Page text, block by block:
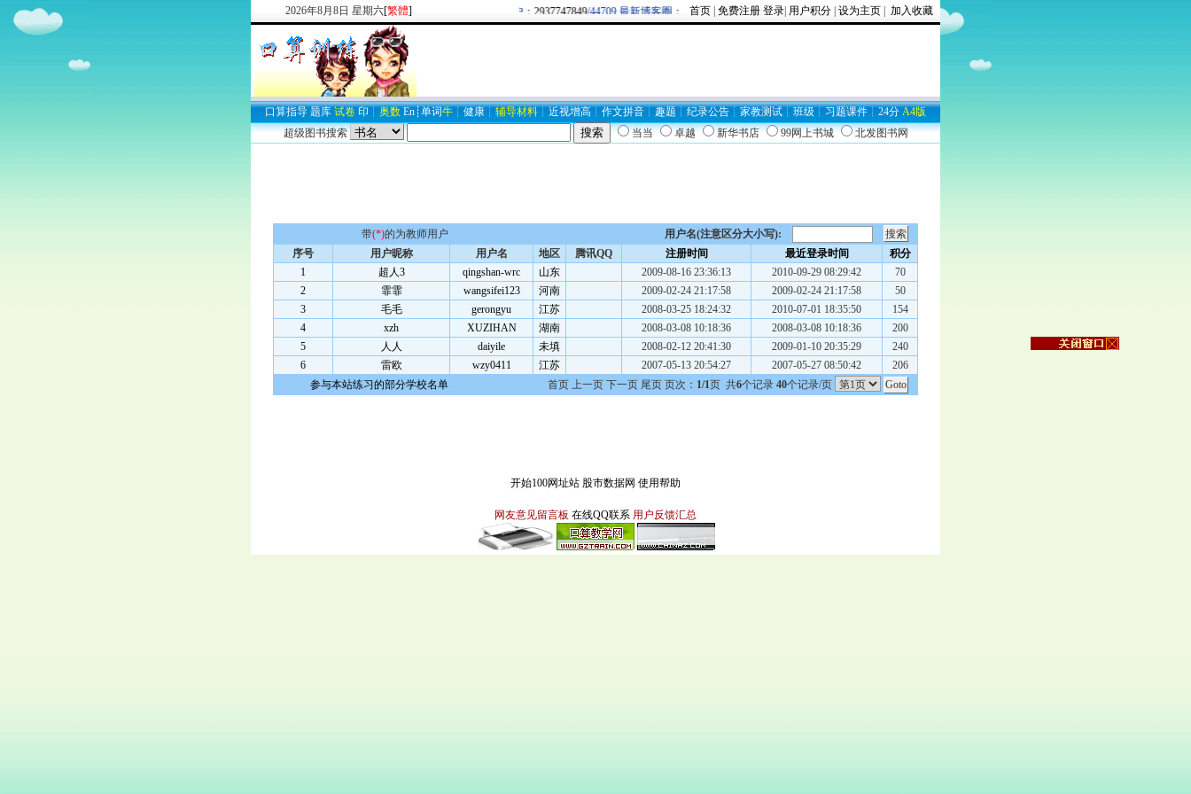
2026年8月 8日 星期六[繁體] 欢迎新注册用户：2937747849/44709 最新博客圈：牛逼/BLOG19403
首页 免费注册 登录 用户积分 设为主页 加入收藏
口算指导 题库 试卷 印 ┊ 奥数 En ┊ 单词牛 ┊ 健康 ┊ 辅导材料 ┊ 近视增高 ┊ 作文拼音 ┊ 趣题 ┊ 纪录公告 ┊ 家教测试 ┊ 班级 ┊ 习题课件 ┊ 24分 A4版
超级图书搜索
当当 卓越 新华书店 99网上书城 北发图书网
带(*)的为教师用户
用户名(注意区分大小写):
序号
用户昵称 用户名 地区 腾讯QQ 注册时间 最近登录时间
积分
1
超人3 qingshan-wrc 山东 2009-08-16 23:36:13 2010-09-29 08:29:42
70
2
霏霏 wangsifei123 河南 2009-02-24 21:17:58 2009-02-24 21:17:58
50
3
毛毛 gerongyu 江苏 2008-03-25 18:24:32 2010-07-01 18:35:50
154
4
xzh XUZIHAN 湖南 2008-03-08 10:18:36 2008-03-08 10:18:36
200
5
人人 daiyile 未填 2008-02-12 20:41:30 2009-01-10 20:35:29
240
6
雷欧 wzy0411 江苏 2007-05-13 20:54:27 2007-05-27 08:50:42
206
参与本站练习的部分学校名单
首页 上一页 下一页 尾页 页次： 1/1页 共6个记录 40个记录/页
开始100网址站 股市数据网 使用帮助
网友意见留言板 在线QQ联系 用户反馈汇总